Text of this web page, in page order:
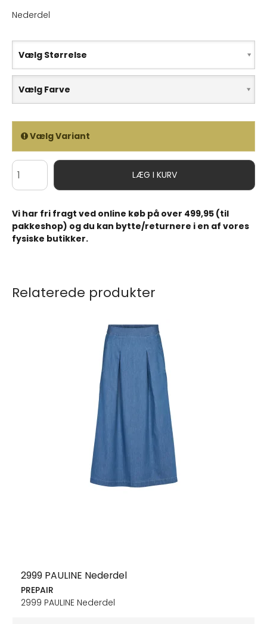
Nederdel
Vælg Størrelse
Vælg Farve
Vælg Variant
LÆG I KURV
Vi har fri fragt ved online køb på over 499,95 (til
pakkeshop) og du kan bytte/returnere i en af vores
fysiske butikker.
Relaterede produkter
2999 PAULINE Nederdel
PREPAIR
2999 PAULINE Nederdel